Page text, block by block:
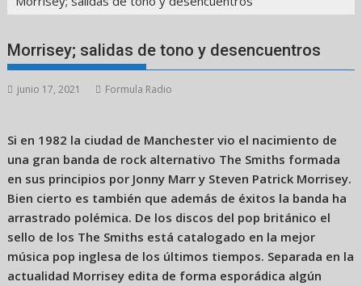
Morrisey; salidas de tono y desencuentros
junio 17, 2021 Formula Radio
Si en 1982 la ciudad de Manchester vio el nacimiento de
una gran banda de rock alternativo The Smiths formada
en sus principios por Jonny Marr y Steven Patrick Morrisey.
Bien cierto es también que además de éxitos la banda ha
arrastrado polémica. De los discos del pop británico el
sello de los The Smiths está catalogado en la mejor
música pop inglesa de los últimos tiempos. Separada en la
actualidad Morrisey edita de forma esporádica algún